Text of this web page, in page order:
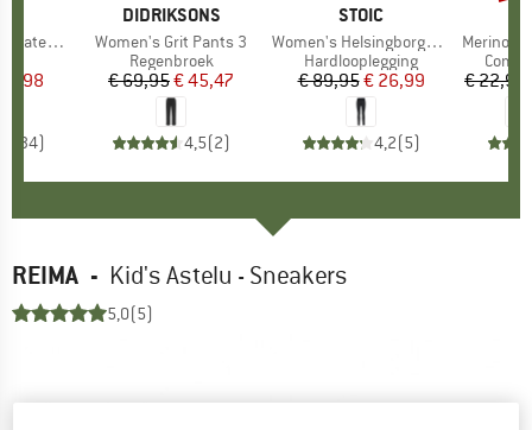
Bottle 1L
prijs
34)
MERK
DIDRIKSONS
Artikel
Women's Grit Pants 3
Productgroep
Regenbroek
Prijs
€ 69,95Verlaagde prijs
€ 45,47
4,5(2)
MERK
STOIC
Artikel
Women's HelsingborgSt. Warm Tights
Productgroep
Hardlooplegging
Prijs
€ 89,95Verlaagde prijs
€ 26,99
4,2(5)
Artikel
Merino Light
€ 22,95
REIMA - Kid's Astelu - Sneakers
5,0(5)